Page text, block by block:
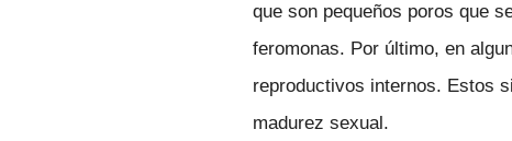
que son pequeños poros que
feromonas. Por último, en
reproductivos internos. Estos
madurez sexual.